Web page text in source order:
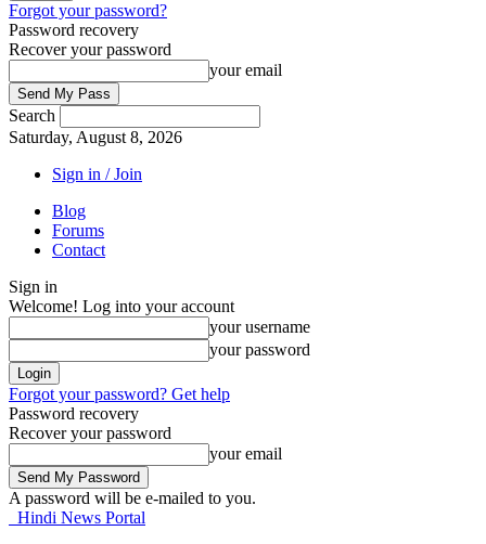
Forgot your password?
Password recovery
Recover your password
your email
Search
Saturday, August 8, 2026
Sign in / Join
Blog
Forums
Contact
Sign in
Welcome! Log into your account
your username
your password
Forgot your password? Get help
Password recovery
Recover your password
your email
A password will be e-mailed to you.
Hindi News Portal